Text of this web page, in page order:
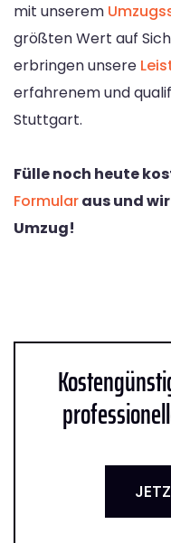
mit unserem
größten Wert auf
erbringen unsere
erfahrenem und
Stuttgart.
Fülle noch heute
Formularaus und
Umzug!